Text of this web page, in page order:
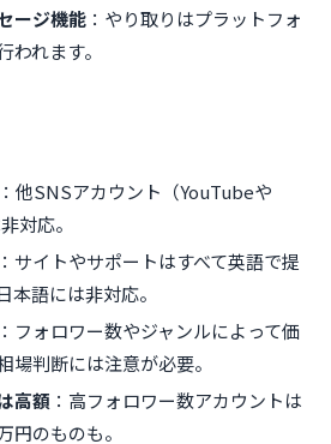
ージ機能 ：やり取りはプラットフォ
われます。
：他SNSアカウント（YouTubeや
対応。
：サイトやサポートはすべて英語で提
本語には非対応。
：フォロワー数やジャンルによって価
場判断には注意が必要。
高額 ：高フォロワー数アカウントは
円のものも。